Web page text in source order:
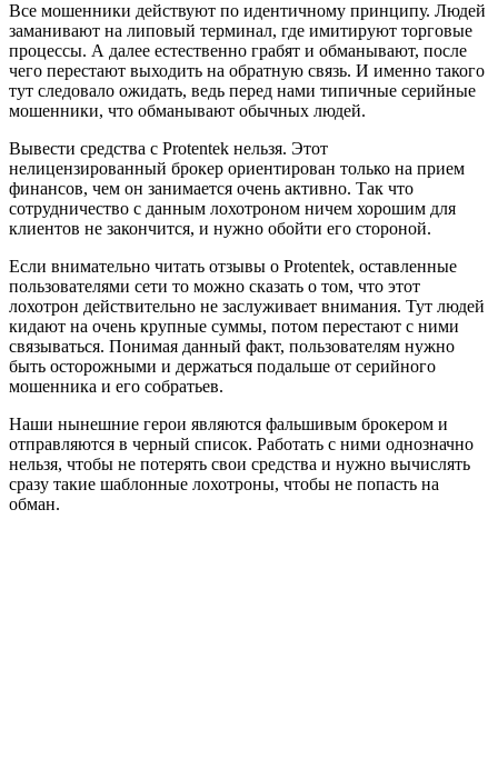
Все мошенники действуют по идентичному принципу. Людей
заманивают на липовый терминал, где имитируют торговые
процессы. А далее естественно грабят и обманывают, после
чего перестают выходить на обратную связь. И именно такого
тут следовало ожидать, ведь перед нами типичные серийные
мошенники, что обманывают обычных людей.
Вывести средства с Protentek нельзя. Этот
нелицензированный брокер ориентирован только на прием
финансов, чем он занимается очень активно. Так что
сотрудничество с данным лохотроном ничем хорошим для
клиентов не закончится, и нужно обойти его стороной.
Если внимательно читать отзывы о Protentek, оставленные
пользователями сети то можно сказать о том, что этот
лохотрон действительно не заслуживает внимания. Тут людей
кидают на очень крупные суммы, потом перестают с ними
связываться. Понимая данный факт, пользователям нужно
быть осторожными и держаться подальше от серийного
мошенника и его собратьев.
Наши нынешние герои являются фальшивым брокером и
отправляются в черный список. Работать с ними однозначно
нельзя, чтобы не потерять свои средства и нужно вычислять
сразу такие шаблонные лохотроны, чтобы не попасть на
обман.